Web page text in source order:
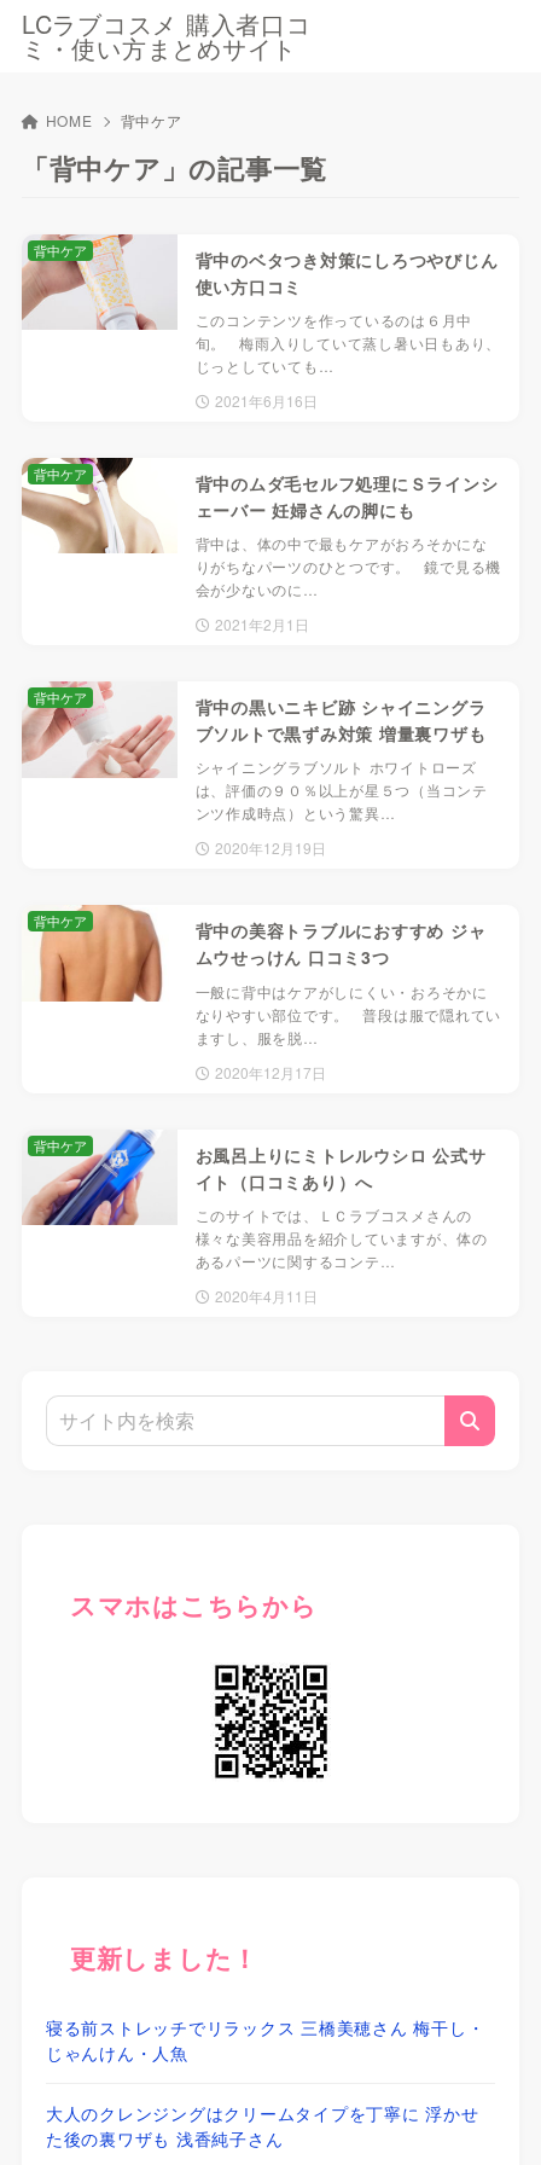
LCラブコスメ 購入者口コ
ミ・使い方まとめサイト
HOME 背中ケア
「背中ケア」の記事一覧
背中のベタつき対策にしろつやびじん
使い方口コミ
このコンテンツを作っているのは６月中
旬。 梅雨入りしていて蒸し暑い日もあり、
じっとしていても…
2021年6月16日
背中ケア
背中のムダ毛セルフ処理にＳラインシ
ェーバー 妊婦さんの脚にも
背中は、体の中で最もケアがおろそかにな
りがちなパーツのひとつです。 鏡で見る機
会が少ないのに…
2021年2月1日
背中ケア
背中の黒いニキビ跡 シャイニングラ
ブソルトで黒ずみ対策 増量裏ワザも
シャイニングラブソルト ホワイトローズ
は、評価の９０％以上が星５つ（当コンテ
ンツ作成時点）という驚異…
2020年12月19日
背中ケア
背中の美容トラブルにおすすめ ジャ
ムウせっけん 口コミ3つ
一般に背中はケアがしにくい・おろそかに
なりやすい部位です。 普段は服で隠れてい
ますし、服を脱…
2020年12月17日
背中ケア
お風呂上りにミトレルウシロ 公式サ
イト（口コミあり）へ
このサイトでは、ＬＣラブコスメさんの
様々な美容用品を紹介していますが、体の
あるパーツに関するコンテ…
2020年4月11日
背中ケア
スマホはこちらから
更新しました！
寝る前ストレッチでリラックス 三橋美穂さん 梅干し・
じゃんけん・人魚
大人のクレンジングはクリームタイプを丁寧に 浮かせ
た後の裏ワザも 浅香純子さん